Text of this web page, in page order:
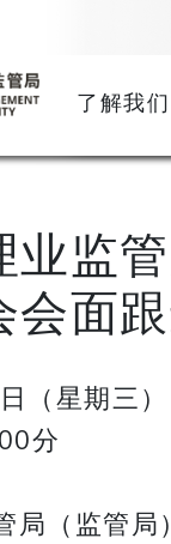
了解我们
业监
会面
（星期三）
分
局（监管